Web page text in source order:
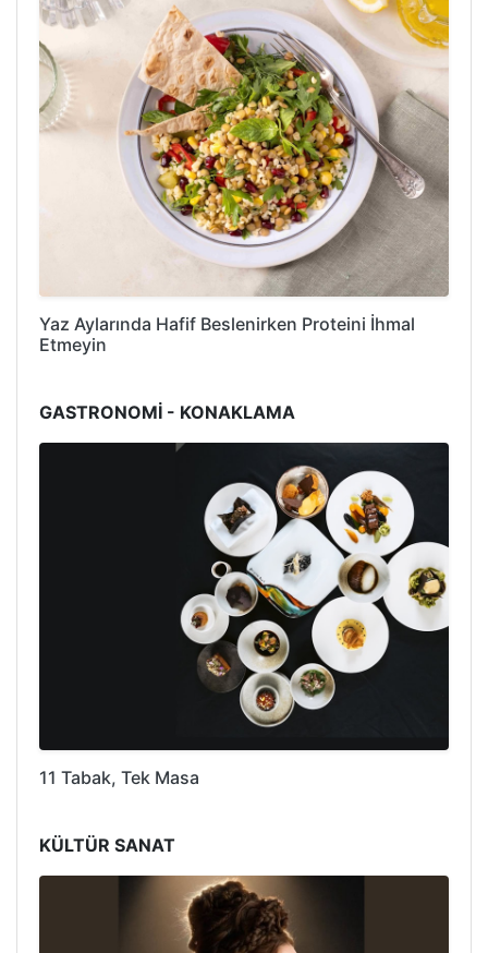
Yaz Aylarında Hafif Beslenirken Proteini İhmal
Etmeyin
GASTRONOMİ - KONAKLAMA
11 Tabak, Tek Masa
KÜLTÜR SANAT